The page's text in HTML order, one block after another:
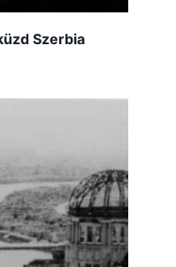
Szerbia